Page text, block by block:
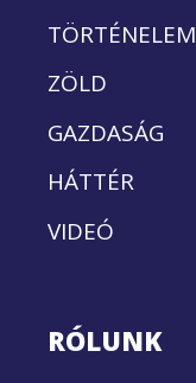
TÖRTÉNELEM
ZÖLD
GAZDASÁG
HÁTTÉR
VIDEÓ
RÓLUNK